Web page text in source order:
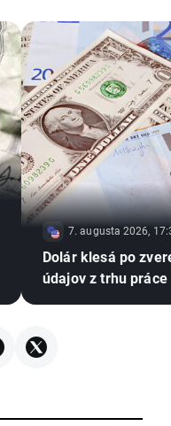
7. augusta 2026,
Dolár klesá po
údajov z trhu práce